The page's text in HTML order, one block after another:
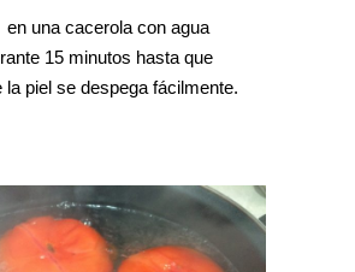
una cacerola con agua
15 minutos hasta que
la piel se despega fácilmente.